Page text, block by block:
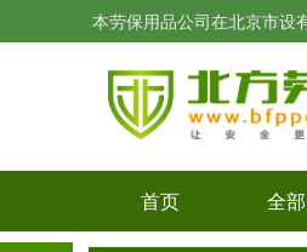
本劳保用品公司在北京市设
首页 全